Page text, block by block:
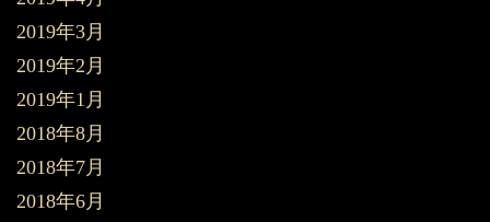
2019年3月
2019年2月
2019年1月
2018年8月
2018年7月
2018年6月